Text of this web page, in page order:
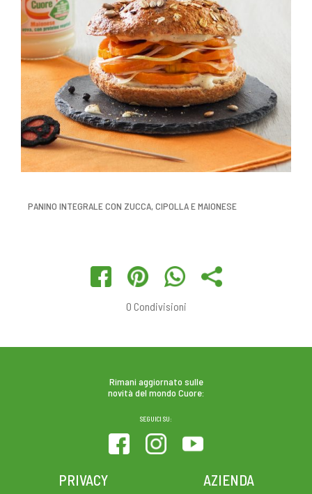
PANINO INTEGRALE CON ZUCCA, CIPOLLA E MAIONESE
0 Condivisioni
Rimani aggiornato sulle
novità del mondo Cuore:
SEGUICI SU:
PRIVACY AZIENDA